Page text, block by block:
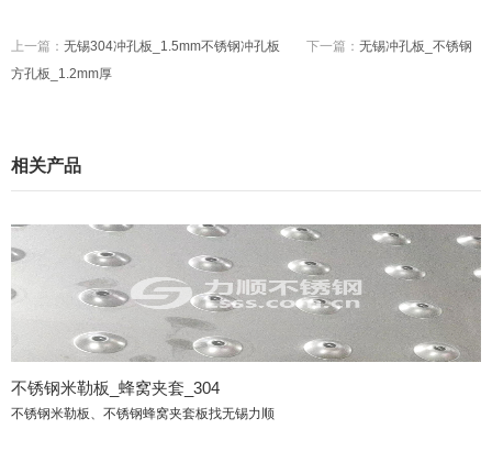
上一篇： 无锡304冲孔板_1.5mm不锈钢冲孔板 下一篇： 无锡冲孔板_不锈钢
方孔板_1.2mm厚
相关产品
不锈钢米勒板_蜂窝夹套_304
不锈钢米勒板、不锈钢蜂窝夹套板找无锡力顺